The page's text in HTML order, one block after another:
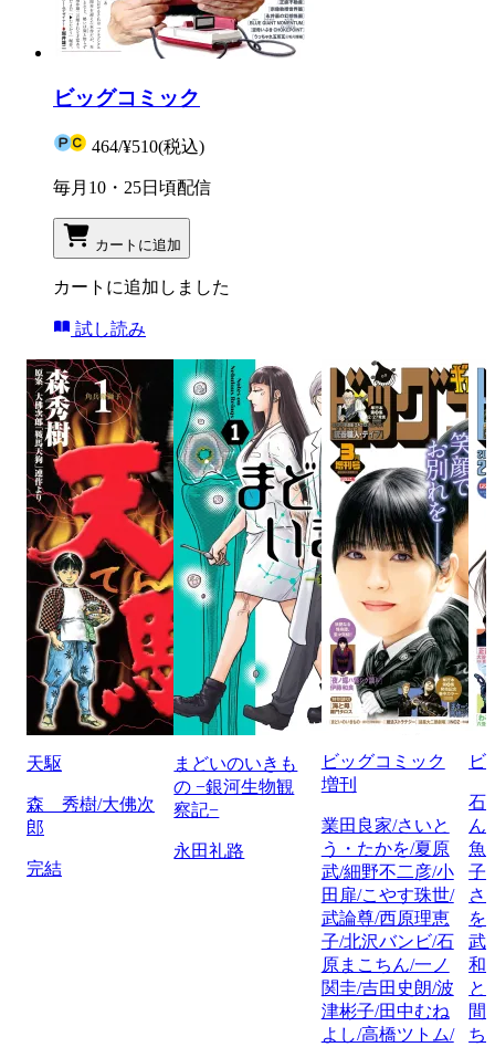
ビッグコミック
464/¥510(税込)
毎月10・25日頃配信
カートに追加
カートに追加しました
試し読み
天駆
森 秀樹/大佛次
郎
完結
まどいのいきも
の −銀河生物観
察記−
永田礼路
ビッグコミック
増刊
業田良家/さいと
う・たかを/夏原
武/細野不二彦/小
田扉/こやす珠世/
武論尊/西原理恵
子/北沢バンビ/石
原まこちん/一ノ
関圭/吉田史朗/波
津彬子/田中むね
よし/高橋ツトム/
ビ
石
ん
魚
子
さ
を
武/
和
と
間
ち